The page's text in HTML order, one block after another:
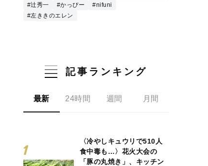
#辻秀一
#かっぴー
#nifuni
#左ききのエレン
記事ランキング
最新 24時間 週間 月間
〈冷やしキュウリで510人
食中毒も…〉花火大会の
「豚の丸焼き」、キッチン